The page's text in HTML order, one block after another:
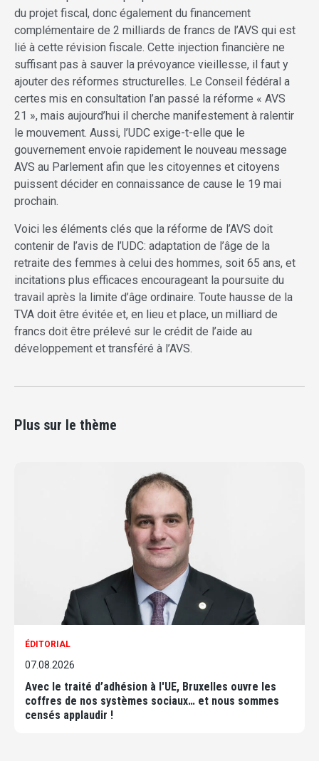
du projet fiscal, donc également du financement
complémentaire de 2 milliards de francs de l’AVS qui est
lié à cette révision fiscale. Cette injection financière ne
suffisant pas à sauver la prévoyance vieillesse, il faut y
ajouter des réformes structurelles. Le Conseil fédéral a
certes mis en consultation l’an passé la réforme « AVS
21 », mais aujourd’hui il cherche manifestement à ralentir
le mouvement. Aussi, l’UDC exige-t-elle que le
gouvernement envoie rapidement le nouveau message
AVS au Parlement afin que les citoyennes et citoyens
puissent décider en connaissance de cause le 19 mai
prochain.
Voici les éléments clés que la réforme de l’AVS doit
contenir de l’avis de l’UDC: adaptation de l’âge de la
retraite des femmes à celui des hommes, soit 65 ans, et
incitations plus efficaces encourageant la poursuite du
travail après la limite d’âge ordinaire. Toute hausse de la
TVA doit être évitée et, en lieu et place, un milliard de
francs doit être prélevé sur le crédit de l’aide au
développement et transféré à l’AVS.
Plus sur le thème
ÉDITORIAL
07.08.2026
Avec le traité d’adhésion à l'UE, Bruxelles ouvre les
coffres de nos systèmes sociaux… et nous sommes
censés applaudir !